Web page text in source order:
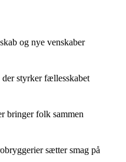
og nye venskaber
der styrker fællesskabet
bringer folk sammen
sætter smag på